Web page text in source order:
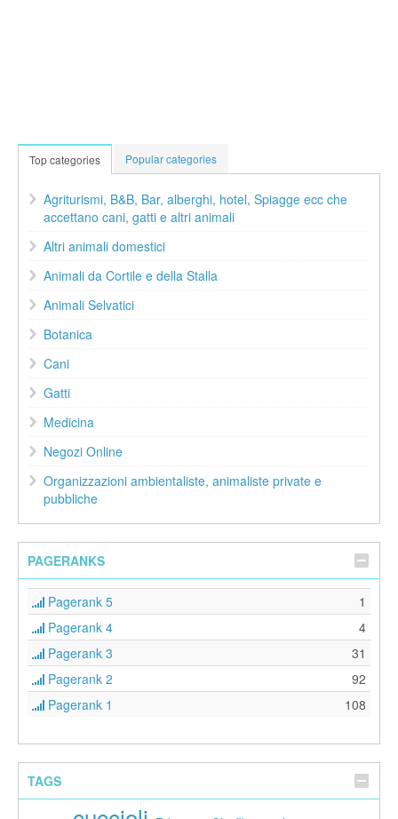
Top categories Popular categories
Agriturismi, B&B, Bar, alberghi, hotel, Spiagge ecc che
accettano cani, gatti e altri animali
Altri animali domestici
Animali da Cortile e della Stalla
Animali Selvatici
Botanica
Cani
Gatti
Medicina
Negozi Online
Organizzazioni ambientaliste, animaliste private e
pubbliche
PAGERANKS
Pagerank 5
1
Pagerank 4
4
Pagerank 3
31
Pagerank 2
92
Pagerank 1
108
TAGS